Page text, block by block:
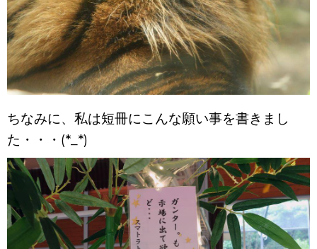
ちなみに、私は短冊にこんな願い事を書きまし
た・・・(*_*)